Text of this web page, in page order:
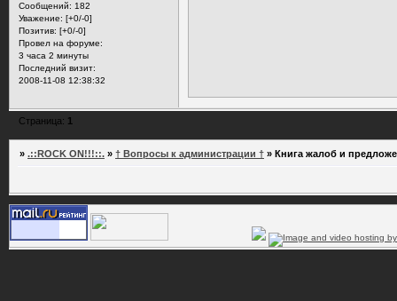
Сообщений: 182
Уважение: [+0/-0]
Позитив: [+0/-0]
Провел на форуме:
3 часа 2 минуты
Последний визит:
2008-11-08 12:38:32
Страница: 1
» .::ROCK ON!!!::. » † Вопросы к администрации † » Книга жалоб и